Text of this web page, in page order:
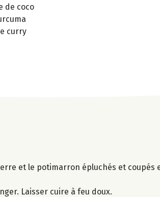
de coco
curry
et le potimarron épluchés et coupés
Laisser cuire à feu doux.